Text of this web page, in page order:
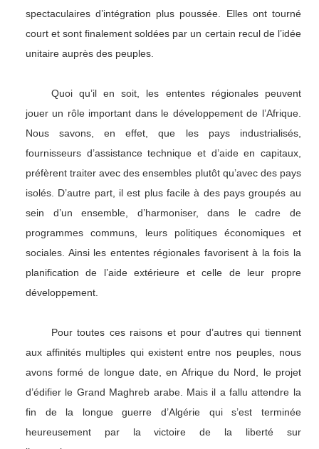
spectaculaires d’intégration plus poussée. Elles ont tourné
court et sont finalement soldées par un certain recul de l’idée
unitaire auprès des peuples.
Quoi qu’il en soit, les ententes régionales peuvent
jouer un rôle important dans le développement de l’Afrique.
Nous savons, en effet, que les pays industrialisés,
fournisseurs d’assistance technique et d’aide en capitaux,
préfèrent traiter avec des ensembles plutôt qu’avec des pays
isolés. D’autre part, il est plus facile à des pays groupés au
sein d’un ensemble, d’harmoniser, dans le cadre de
programmes communs, leurs politiques économiques et
sociales. Ainsi les ententes régionales favorisent à la fois la
planification de l’aide extérieure et celle de leur propre
développement.
Pour toutes ces raisons et pour d’autres qui tiennent
aux affinités multiples qui existent entre nos peuples, nous
avons formé de longue date, en Afrique du Nord, le projet
d’édifier le Grand Maghreb arabe. Mais il a fallu attendre la
fin de la longue guerre d’Algérie qui s’est terminée
heureusement par la victoire de la liberté sur